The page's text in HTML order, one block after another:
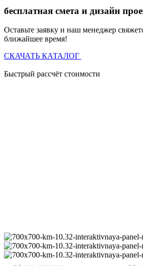
бесплатная смета и дизайн
Оставьте заявку и наш менеджер
ближайшее время!
СКАЧАТЬ КАТАЛОГ
Быстрый рассчёт стоимости